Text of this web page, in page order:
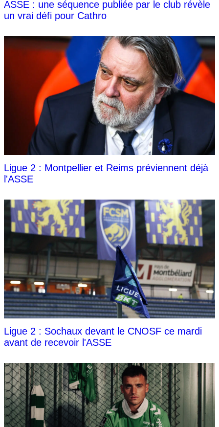
ASSE : une séquence publiée par le club révèle
un vrai défi pour Cathro
Ligue 2 : Montpellier et Reims préviennent déjà
l'ASSE
Ligue 2 : Sochaux devant le CNOSF ce mardi
avant de recevoir l'ASSE